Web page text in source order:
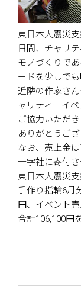
東日本大震災
日間、チャリ
モノづくりで
ードを少しで
近隣の作家さ
ャリティーイ
ご協力いただ
ありがとうござ
なお、売上金
十字社に寄付さ
東日本大震災
手作り指輪6月
円、イベント売
合計106,100円